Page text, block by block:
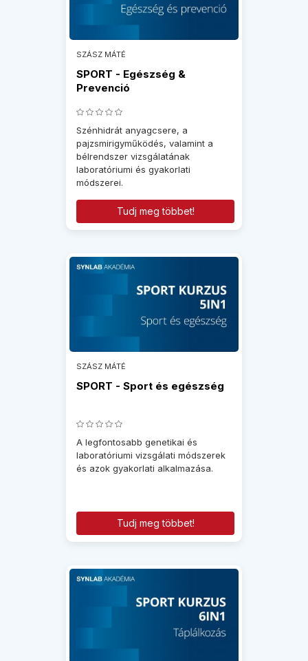
SZÁSZ MÁTÉ
SPORT - Egészség &
Prevenció
Szénhidrát anyagcsere, a
pajzsmirigyműködés, valamint a
bélrendszer vizsgálatának
laboratóriumi és gyakorlati
módszerei.
Tudj meg többet!
SZÁSZ MÁTÉ
SPORT - Sport és egészség
A legfontosabb genetikai és
laboratóriumi vizsgálati módszerek
és azok gyakorlati alkalmazása.
Tudj meg többet!